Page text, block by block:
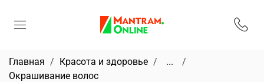
Главная Красота и здоровье
...
Окрашивание волос